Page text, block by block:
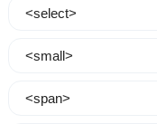
<select>
<small>
<span>